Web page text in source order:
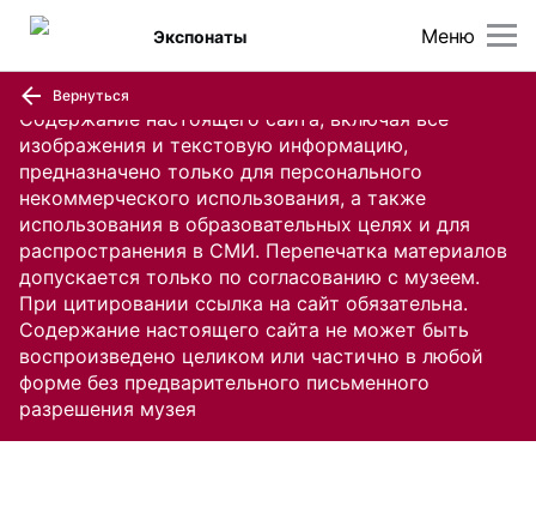
Содержание настоящего сайта, включая все
изображения и текстовую информацию,
предназначено только для персонального
некоммерческого использования, а также
использования в образовательных целях и для
распространения в СМИ. Перепечатка материалов
допускается только по согласованию с музеем.
При цитировании ссылка на сайт обязательна.
Содержание настоящего сайта не может быть
воспроизведено целиком или частично в любой
форме без предварительного письменного
разрешения музея
Меню
Экспонаты
Вернуться